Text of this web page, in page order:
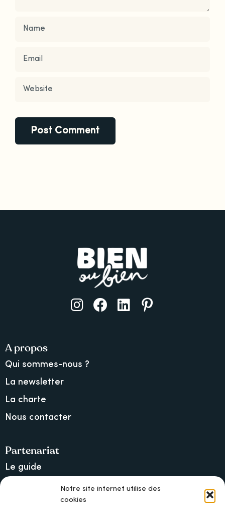
Notre site internet utilise des
cookies
A propos
Qui sommes-nous ?
La newsletter
La charte
Nous contacter
Partenariat
Le guide
Lancer une collecte sur Ulule
MAIF, l’assureur militant